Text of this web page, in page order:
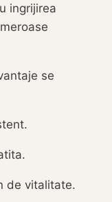
ingrijirea
se
de vitalitate.